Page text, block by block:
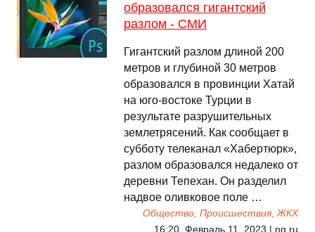
образовался гигантский
разлом - СМИ
Гигантский разлом длиной 200
метров и глубиной 30 метров
образовался в провинции Хатай
на юго-востоке Турции в
результате разрушительных
землетрясений. Как сообщает в
субботу телеканал «Хабертюрк»,
разлом образовался недалеко от
деревни Тепехан. Он разделил
надвое оливковое поле …
Общество, Происшествия, ЖКХ
16:20, Февраль 11, 2023 | ng.ru